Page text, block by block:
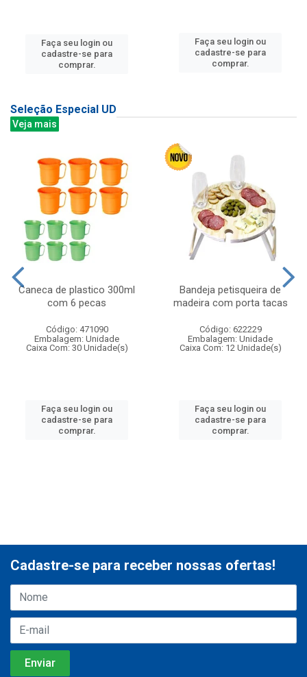
Faça seu login ou
cadastre-se para
comprar.
Faça seu login ou
cadastre-se para
comprar.
Seleção Especial UD
Veja mais
Caneca de plastico 300ml
com 6 pecas
Código: 471090
Embalagem: Unidade
Caixa Com: 30 Unidade(s)
Faça seu login ou
cadastre-se para
comprar.
Bandeja petisqueira de
madeira com porta tacas
Código: 622229
Embalagem: Unidade
Caixa Com: 12 Unidade(s)
Faça seu login ou
cadastre-se para
comprar.
Cadastre-se para receber nossas ofertas!